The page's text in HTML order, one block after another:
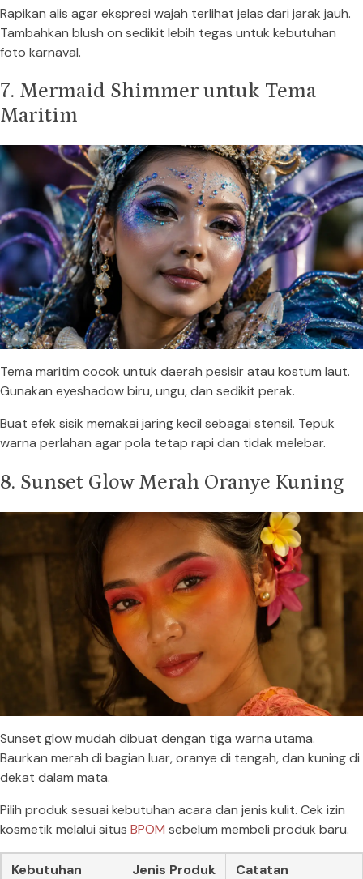
Rapikan alis agar ekspresi wajah terlihat jelas dari jarak jauh.
Tambahkan blush on sedikit lebih tegas untuk kebutuhan
foto karnaval.
7. Mermaid Shimmer untuk Tema
Maritim
Tema maritim cocok untuk daerah pesisir atau kostum laut.
Gunakan eyeshadow biru, ungu, dan sedikit perak.
Buat efek sisik memakai jaring kecil sebagai stensil. Tepuk
warna perlahan agar pola tetap rapi dan tidak melebar.
8. Sunset Glow Merah Oranye Kuning
Sunset glow mudah dibuat dengan tiga warna utama.
Baurkan merah di bagian luar, oranye di tengah, dan kuning di
dekat dalam mata.
Pilih produk sesuai kebutuhan acara dan jenis kulit. Cek izin
kosmetik melalui situs BPOM sebelum membeli produk baru.
Kebutuhan Jenis Produk
Catatan